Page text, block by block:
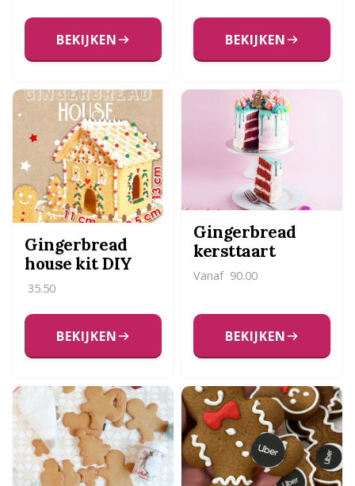
BEKIJKEN BEKIJKEN
Gingerbread
house kit DIY
35.50
BEKIJKEN
Gingerbread
kersttaart
Vanaf 90.00
BEKIJKEN